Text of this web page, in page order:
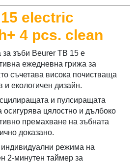
electric
4 pcs. clean
за зъби Beurer TB 15 е
ежедневна грижа за
съчетава висока почистваща
и екологичен дизайн.
и пулсиращата
осигурява цялостно и дълбоко
премахване на зъбната
доказано.
индивидуални режима на
2-минутен таймер за